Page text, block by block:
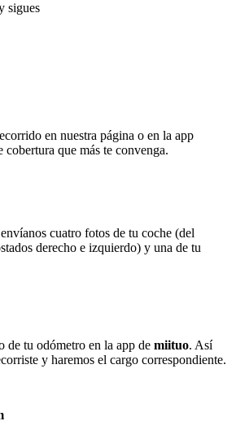
sigues
en nuestra página o en la app
cobertura que más te convenga.
cuatro fotos de tu coche (del
derecho e izquierdo) y una de tu
de tu odómetro en la app de miituo. Así
y haremos el cargo correspondiente.